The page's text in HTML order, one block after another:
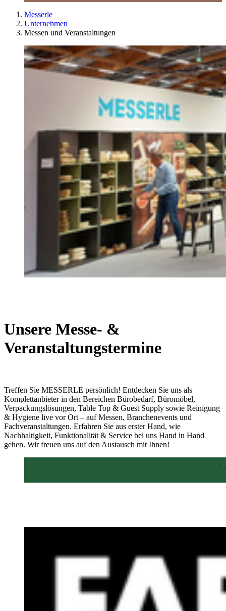
Messerle
Unternehmen
Messen und Veranstaltungen
Unsere Messe- &
Veranstaltungstermine
Treffen Sie MESSERLE persönlich! Entdecken Sie uns als
Komplettanbieter in den Bereichen Bürobedarf, Büromöbel,
Verpackungslösungen, Table Top & Guest Supply sowie Reinigung
& Hygiene live vor Ort – auf Messen, Branchenevents und
Fachveranstaltungen. Erfahren Sie aus erster Hand, wie
Nachhaltigkeit, Funktionalität & Service bei uns Hand in Hand
gehen. Wir freuen uns auf den Austausch mit Ihnen!